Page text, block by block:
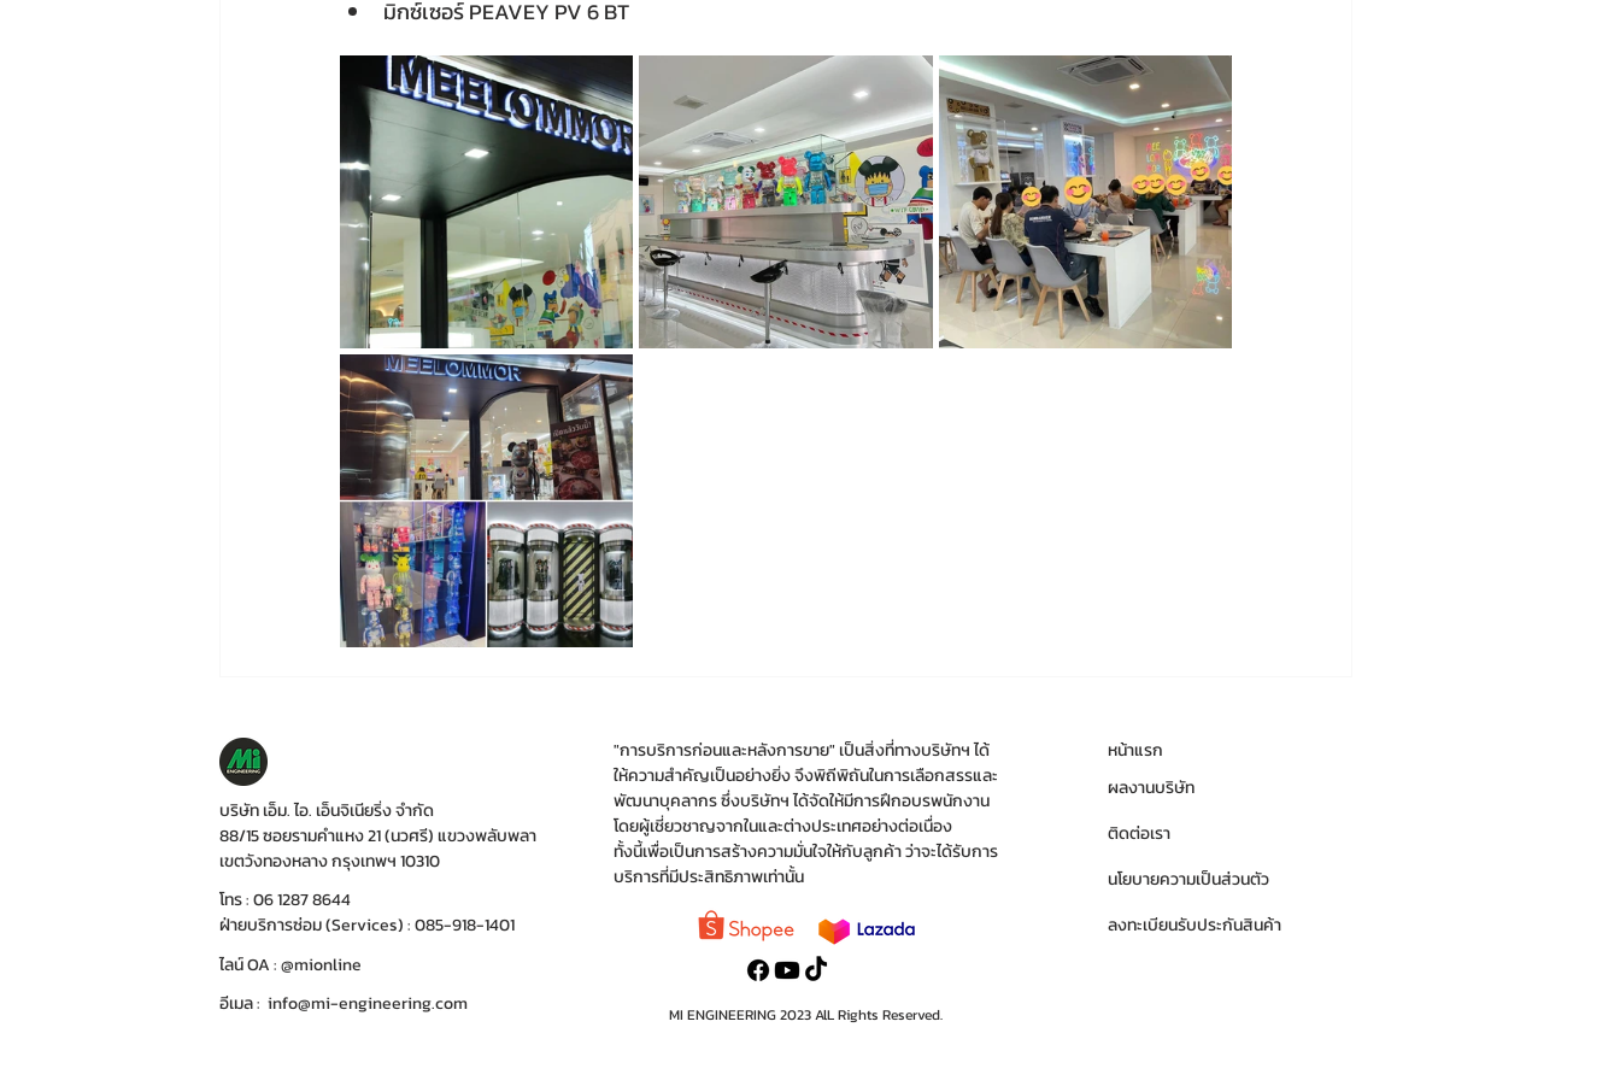
มิกซ์เซอร์ PEAVEY PV 6 BT
บริษัท เอ็ม. ไอ. เอ็นจิเนียริ่ง จำกัด
88/15 ซอยรามคำแหง 21 (นวศรี) แขวงพลับพลา
เขตวังทองหลาง กรุงเทพฯ 10310
โทร : 06 1287 8644
ฝ่ายบริการซ่อม (Services) : 085-918-1401
ไลน์ OA : @mionline
อีเมล : info@mi-engineering.com
"การบริการก่อนและหลังการขาย" เป็นสิ่งที่ทางบริษัทฯ ได้
ให้ความสำคัญเป็นอย่างยิ่ง จึงพิถีพิถันในการเลือกสรรและ
พัฒนาบุคลากร ซึ่งบริษัทฯ ได้จัดให้มีการฝึกอบรพนักงาน
โดยผู้เชี่ยวชาญจากในและต่างประเทศอย่างต่อเนื่อง
ทั้งนี้เพื่อเป็นการสร้างความมั่นใจให้กับลูกค้า ว่าจะได้รับการ
บริการที่มีประสิทธิภาพเท่านั้น
MI ENGINEERING 2023 AlL Rights Reserved.
หน้าแรก
ผลงานบริษัท
ติดต่อเรา
นโยบายความเป็นส่วนตัว
ลงทะเบียนรับประกันสินค้า